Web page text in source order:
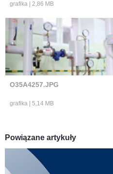
grafika 2,86 MB
O35A4257.JPG
grafika 5,14 MB
Powiązane artykuły